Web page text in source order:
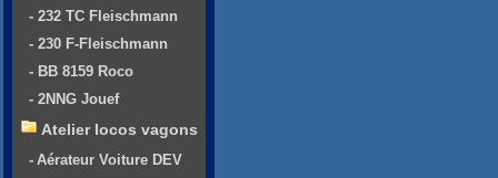
- 232 TC Fleischmann
- 230 F-Fleischmann
- BB 8159 Roco
- 2NNG Jouef
Atelier locos vagons
- Aérateur Voiture DEV